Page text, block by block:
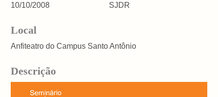
10/10/2008 SJDR
Local
Anfiteatro do Campus Santo Antônio
Descrição